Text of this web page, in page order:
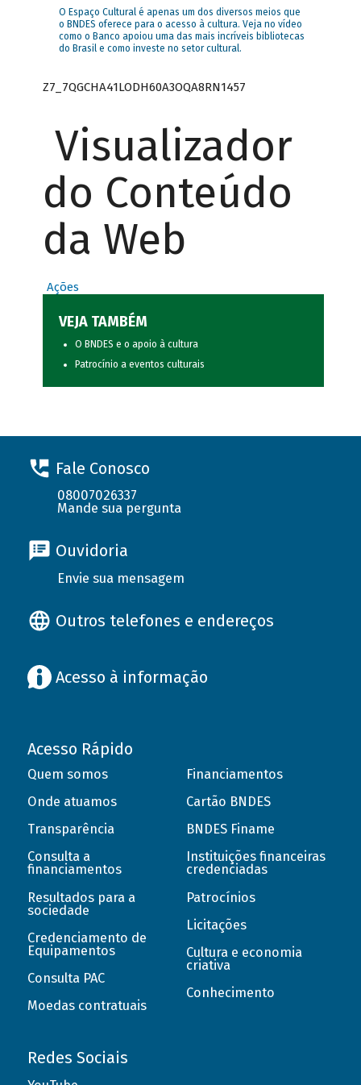
O Espaço Cultural é apenas um dos diversos meios que
o BNDES oferece para o acesso à cultura. Veja no vídeo
como o Banco apoiou uma das mais incríveis bibliotecas
do Brasil e como investe no setor cultural.
Z7_7QGCHA41LODH60A3OQA8RN1457
Visualizador
do Conteúdo
da Web
Ações
VEJA TAMBÉM
O BNDES e o apoio à cultura
Patrocínio a eventos culturais
Fale Conosco
08007026337
Mande sua pergunta
Ouvidoria
Envie sua mensagem
Outros telefones e endereços
Acesso à informação
Acesso Rápido
Quem somos
Onde atuamos
Transparência
Consulta a
financiamentos
Resultados para a
sociedade
Credenciamento de
Equipamentos
Consulta PAC
Moedas contratuais
Financiamentos
Cartão BNDES
BNDES Finame
Instituições financeiras
credenciadas
Patrocínios
Licitações
Cultura e economia
criativa
Conhecimento
Redes Sociais